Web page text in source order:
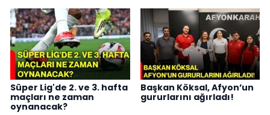
Süper Lig'de 2. ve 3. hafta
maçları ne zaman
oynanacak?
Başkan Köksal, Afyon’un
gururlarını ağırladı!